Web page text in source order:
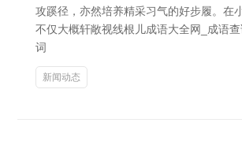
攻蹊径，亦然培养精采习气的好步履。在
不仅大概轩敞视线根儿成语大全网_成语查
词
新闻动态